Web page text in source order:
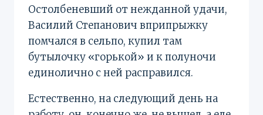
Остолбеневший от нежданной удачи,
Василий Степанович вприпрыжку
помчался в сельпо, купил там
бутылочку «горькой» и к полуночи
единолично с ней расправился.
Естественно, на следующий день на